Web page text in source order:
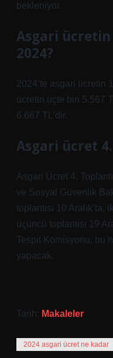
bekleniyor.
Asgari ücretin
2024?
2024’te asgari ücretin
ücretin üçte biri 5.567
6.667 TL’dir.
Asgari ücret
Asgari Ücret 4.
ve Sosyal Güvenlik
toplantısı 10 Aralık’ta,
üçüncü toplantısı 19
Tespit Komisyonu, bu
yapacak.
Tarih: Makaleler
2024 asgari ücret ne kadar